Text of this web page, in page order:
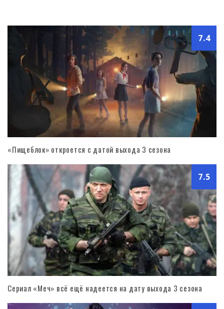
7.4
«Пищеблок» откроется с датой выхода 3 сезона
7.5
Сериал «Меч» всё ещё надеется на дату выхода 3 сезона